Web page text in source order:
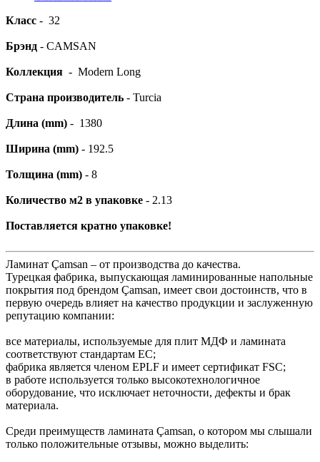
Класс - 32
Брэнд - CAMSAN
Коллекция - Modern Long
Страна производитель - Turcia
Длина (mm) - 1380
Ширина (mm) - 192.5
Толщина (mm) - 8
Количество м2 в упаковке - 2.13
Поставляется кратно упаковке!
Ламинат Çamsan – от производства до качества.
Турецкая фабрика, выпускающая ламинированные напольные
покрытия под брендом Çamsan, имеет свои достоинств, что в
первую очередь влияет на качество продукции и заслуженную
репутацию компании:
все материалы, используемые для плит МДФ и ламината
соответствуют стандартам ЕС;
фабрика является членом EPLF и имеет сертификат FSC;
в работе используется только высокотехнологичное
оборудование, что исключает неточности, дефекты и брак
материала.
Среди преимуществ ламината Çamsan, о котором мы слышали
только положительные отзывы, можно выделить: